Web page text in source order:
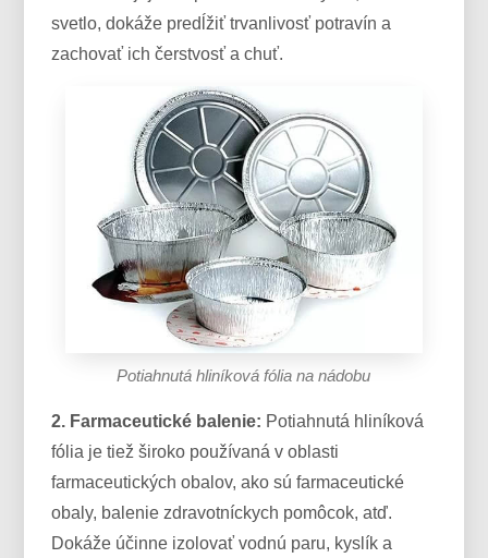
svetlo, dokáže predĺžiť trvanlivosť potravín a
zachovať ich čerstvosť a chuť.
Potiahnutá hliníková fólia na nádobu
2. Farmaceutické balenie: Potiahnutá hliníková
fólia je tiež široko používaná v oblasti
farmaceutických obalov, ako sú farmaceutické
obaly, balenie zdravotníckych pomôcok, atď.
Dokáže účinne izolovať vodnú paru, kyslík a